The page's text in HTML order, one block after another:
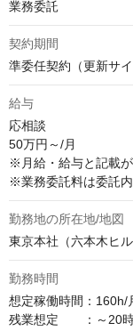
業務委託
契約期間
準委任契約（更新サイ
給与
応相談
50万円～/月
※月給・給与と記載
※業務委託料は委託
勤務地の所在地/地図
東京本社（六本木ヒ
勤務時間
想定稼働時間：160h/
残業想定　　：～20